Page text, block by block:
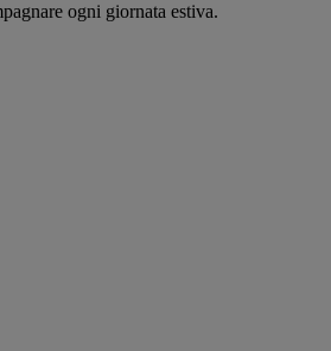
ogni giornata estiva.